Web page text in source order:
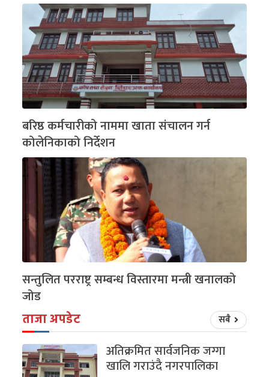
बरिष्ठ कर्मचारीको नाममा खाता संचालन गर्न
कोलेनिकाको निर्देशन
सन्तुलित परराष्ट्र सम्बन्ध विस्तारमा मन्त्री खनालको
जोड
ताजा अपडेट सबै
अतिक्रमित सार्वजनिक जग्गा
खालि गराउंदै नगरपालिका